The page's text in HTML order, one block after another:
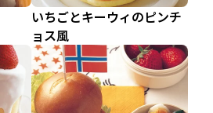
いちごとキーウィのピンチ
ョス風